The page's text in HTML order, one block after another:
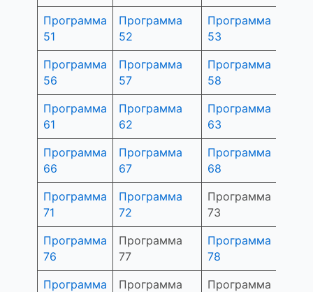
Программа
51
Программа
52
Программа
53
Программа
56
Программа
57
Программа
58
Программа
61
Программа
62
Программа
63
Программа
66
Программа
67
Программа
68
Программа
71
Программа
72
Программа
73
Программа
76
Программа
77
Программа
78
Программа
Программа
Программа